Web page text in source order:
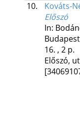
10.
Kováts-
Előszó
In:
16. , 2 p.
Előszó,